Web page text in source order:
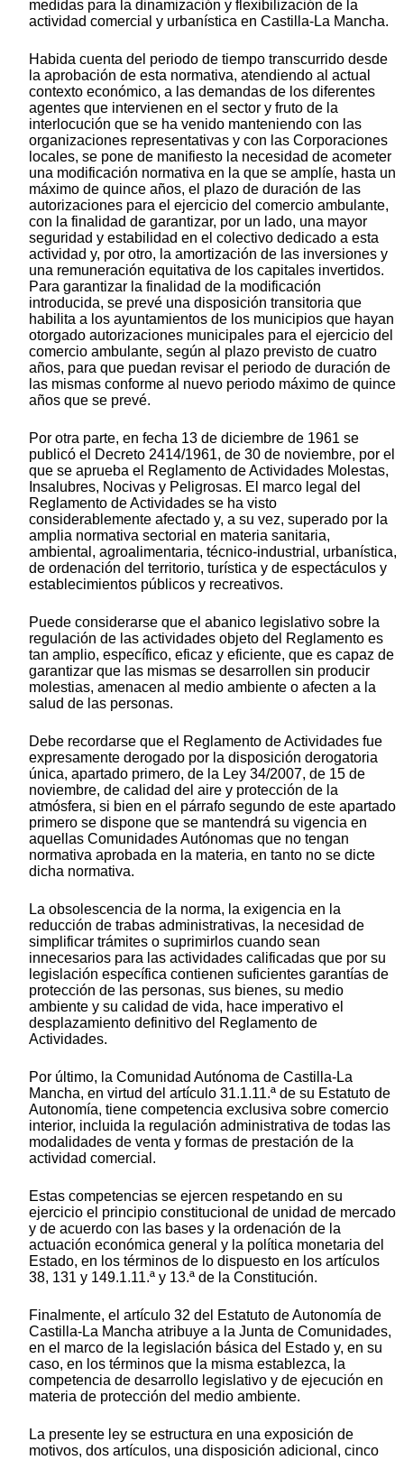
medidas para la dinamización y flexibilización de la
actividad comercial y urbanística en Castilla-La Mancha.
Habida cuenta del periodo de tiempo transcurrido desde
la aprobación de esta normativa, atendiendo al actual
contexto económico, a las demandas de los diferentes
agentes que intervienen en el sector y fruto de la
interlocución que se ha venido manteniendo con las
organizaciones representativas y con las Corporaciones
locales, se pone de manifiesto la necesidad de acometer
una modificación normativa en la que se amplíe, hasta un
máximo de quince años, el plazo de duración de las
autorizaciones para el ejercicio del comercio ambulante,
con la finalidad de garantizar, por un lado, una mayor
seguridad y estabilidad en el colectivo dedicado a esta
actividad y, por otro, la amortización de las inversiones y
una remuneración equitativa de los capitales invertidos.
Para garantizar la finalidad de la modificación
introducida, se prevé una disposición transitoria que
habilita a los ayuntamientos de los municipios que hayan
otorgado autorizaciones municipales para el ejercicio del
comercio ambulante, según al plazo previsto de cuatro
años, para que puedan revisar el periodo de duración de
las mismas conforme al nuevo periodo máximo de quince
años que se prevé.
Por otra parte, en fecha 13 de diciembre de 1961 se
publicó el Decreto 2414/1961, de 30 de noviembre, por el
que se aprueba el Reglamento de Actividades Molestas,
Insalubres, Nocivas y Peligrosas. El marco legal del
Reglamento de Actividades se ha visto
considerablemente afectado y, a su vez, superado por la
amplia normativa sectorial en materia sanitaria,
ambiental, agroalimentaria, técnico-industrial, urbanística,
de ordenación del territorio, turística y de espectáculos y
establecimientos públicos y recreativos.
Puede considerarse que el abanico legislativo sobre la
regulación de las actividades objeto del Reglamento es
tan amplio, específico, eficaz y eficiente, que es capaz de
garantizar que las mismas se desarrollen sin producir
molestias, amenacen al medio ambiente o afecten a la
salud de las personas.
Debe recordarse que el Reglamento de Actividades fue
expresamente derogado por la disposición derogatoria
única, apartado primero, de la Ley 34/2007, de 15 de
noviembre, de calidad del aire y protección de la
atmósfera, si bien en el párrafo segundo de este apartado
primero se dispone que se mantendrá su vigencia en
aquellas Comunidades Autónomas que no tengan
normativa aprobada en la materia, en tanto no se dicte
dicha normativa.
La obsolescencia de la norma, la exigencia en la
reducción de trabas administrativas, la necesidad de
simplificar trámites o suprimirlos cuando sean
innecesarios para las actividades calificadas que por su
legislación específica contienen suficientes garantías de
protección de las personas, sus bienes, su medio
ambiente y su calidad de vida, hace imperativo el
desplazamiento definitivo del Reglamento de
Actividades.
Por último, la Comunidad Autónoma de Castilla-La
Mancha, en virtud del artículo 31.1.11.ª de su Estatuto de
Autonomía, tiene competencia exclusiva sobre comercio
interior, incluida la regulación administrativa de todas las
modalidades de venta y formas de prestación de la
actividad comercial.
Estas competencias se ejercen respetando en su
ejercicio el principio constitucional de unidad de mercado
y de acuerdo con las bases y la ordenación de la
actuación económica general y la política monetaria del
Estado, en los términos de lo dispuesto en los artículos
38, 131 y 149.1.11.ª y 13.ª de la Constitución.
Finalmente, el artículo 32 del Estatuto de Autonomía de
Castilla-La Mancha atribuye a la Junta de Comunidades,
en el marco de la legislación básica del Estado y, en su
caso, en los términos que la misma establezca, la
competencia de desarrollo legislativo y de ejecución en
materia de protección del medio ambiente.
La presente ley se estructura en una exposición de
motivos, dos artículos, una disposición adicional, cinco